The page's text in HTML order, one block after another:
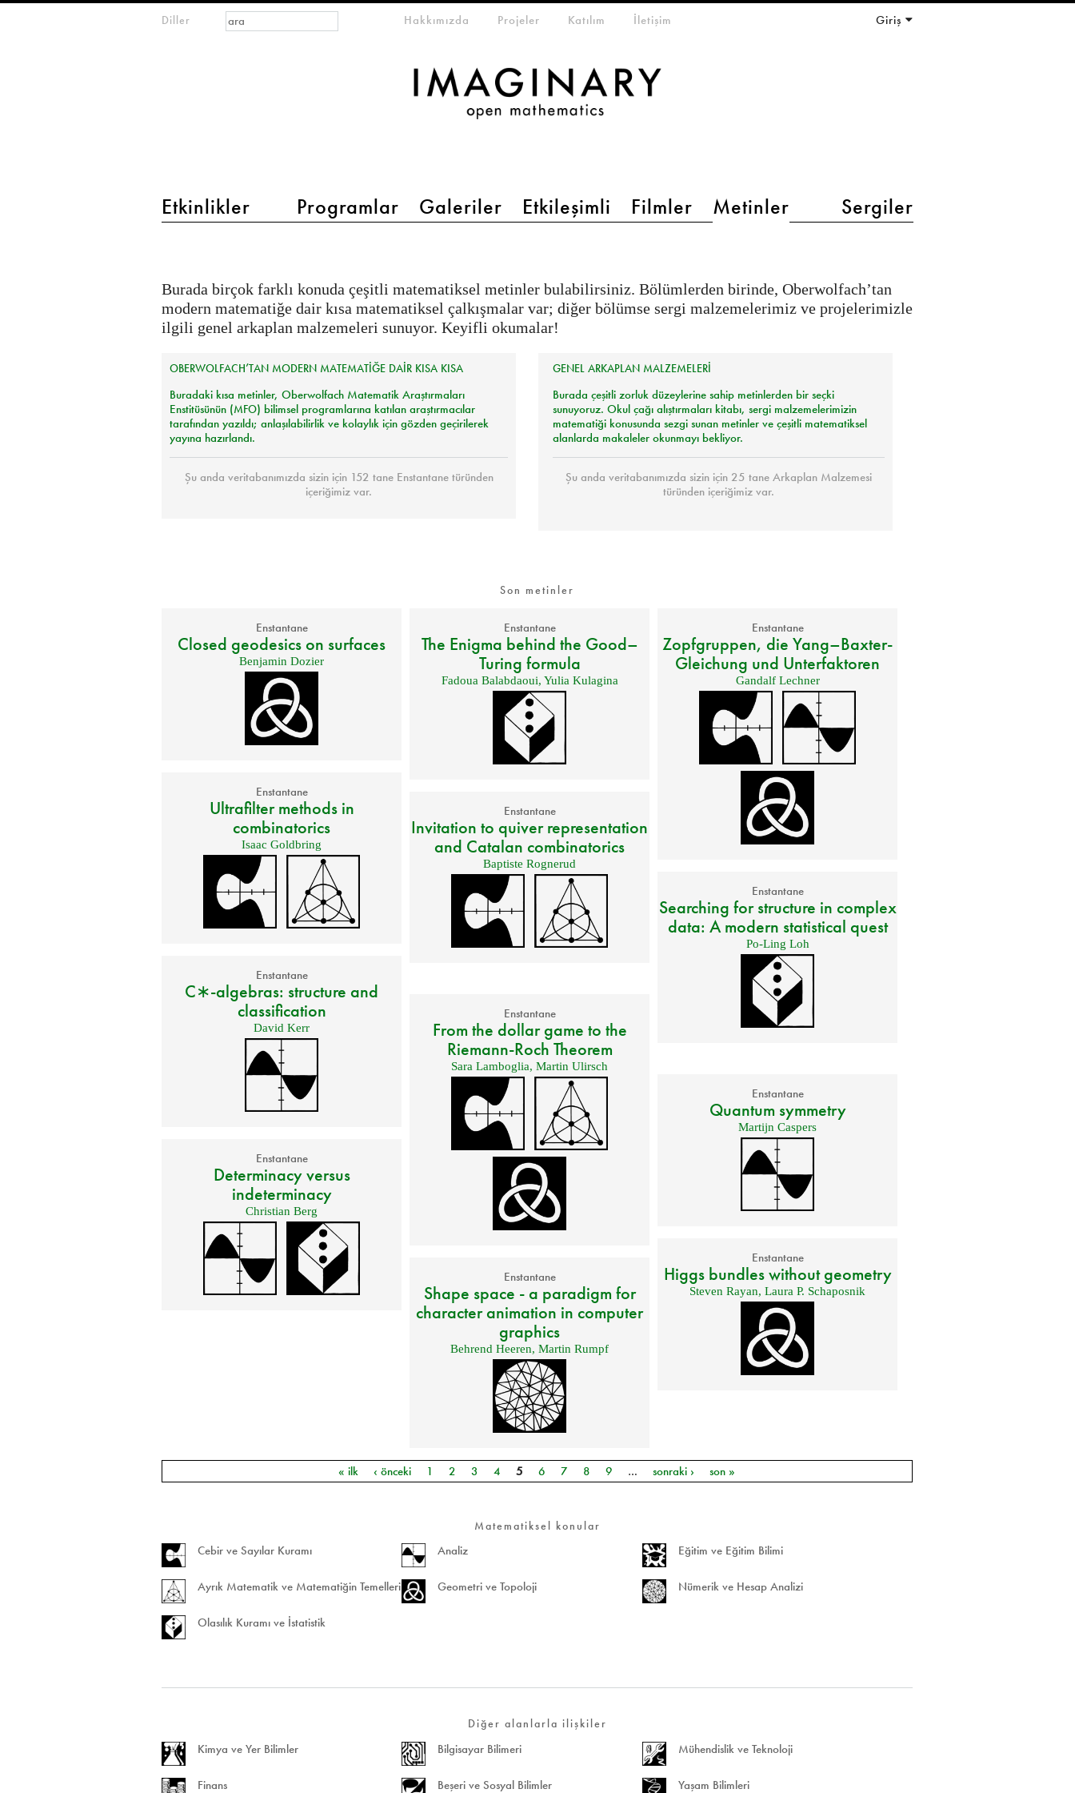
Diller
main menu 2
Etkinlikler Programlar Galeriler Etkileşimli Filmler Metinler Sergiler
meta-menuHakkımızda Projeler Katılım İletişim Giriş
Arama formu
Ara
Burada birçok farklı konuda çeşitli matematiksel metinler bulabilirsiniz. Bölümlerden birinde, Oberwolfach’tan
modern matematiğe dair kısa matematiksel çalkışmalar var; diğer bölümse sergi malzemelerimiz ve projelerimizle
ilgili genel arkaplan malzemeleri sunuyor. Keyifli okumalar!
OBERWOLFACH’TAN MODERN MATEMATİĞE DAİR KISA KISA
Buradaki kısa metinler, Oberwolfach Matematik Araştırmaları
Enstitüsünün (MFO) bilimsel programlarına katılan araştırmacılar
tarafından yazıldı; anlaşılabilirlik ve kolaylık için gözden geçirilerek
yayına hazırlandı.
Şu anda veritabanımızda sizin için 152 tane Enstantane türünden
içeriğimiz var.
GENEL ARKAPLAN MALZEMELERİ
Burada çeşitli zorluk düzeylerine sahip metinlerden bir seçki
sunuyoruz. Okul çağı alıştırmaları kitabı, sergi malzemelerimizin
matematiği konusunda sezgi sunan metinler ve çeşitli matematiksel
alanlarda makaleler okunmayı bekliyor.
Şu anda veritabanımızda sizin için 25 tane Arkaplan Malzemesi
türünden içeriğimiz var.
Son metinler
Enstantane
Closed geodesics on surfaces
Benjamin Dozier
Enstantane
The Enigma behind the Good–
Turing formula
Fadoua Balabdaoui, Yulia Kulagina
Enstantane
Zopfgruppen, die Yang–Baxter-
Gleichung und Unterfaktoren
Gandalf Lechner
Enstantane
Ultrafilter methods in
combinatorics
Isaac Goldbring
Enstantane
Invitation to quiver representation
and Catalan combinatorics
Baptiste Rognerud
Enstantane
Searching for structure in complex
data: A modern statistical quest
Po-Ling Loh
Enstantane
C∗-algebras: structure and
classification
David Kerr
Enstantane
From the dollar game to the
Riemann-Roch Theorem
Sara Lamboglia, Martin Ulirsch
Enstantane
Quantum symmetry
Martijn Caspers
Enstantane
Determinacy versus
indeterminacy
Christian Berg
Enstantane
Higgs bundles without geometry
Steven Rayan, Laura P. Schaposnik
Enstantane
Shape space - a paradigm for
character animation in computer
graphics
Behrend Heeren, Martin Rumpf
Sayfalar
« ilk ‹ önceki 1 2 3 4 5 6 7 8 9 … sonraki › son »
Matematiksel konular
Cebir ve Sayılar Kuramı
Analiz Eğitim ve Eğitim Bilimi
Ayrık Matematik ve Matematiğin Temelleri Geometri ve Topoloji Nümerik ve Hesap Analizi
Olasılık Kuramı ve İstatistik
Diğer alanlarla ilişkiler
Kimya ve Yer Bilimler
Bilgisayar Bilimeri Mühendislik ve Teknoloji
Finans Beşeri ve Sosyal Bilimler Yaşam Bilimleri